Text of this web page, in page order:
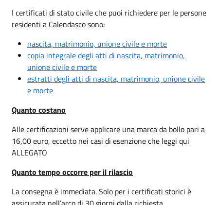
I certificati di stato civile che puoi richiedere per le persone
residenti a Calendasco sono:
nascita, matrimonio, unione civile e morte
copia integrale degli atti di nascita, matrimonio,
unione civile e morte
estratti degli atti di nascita, matrimonio, unione civile
e morte
Quanto costano
Alle certificazioni serve applicare una marca da bollo pari a
16,00 euro, eccetto nei casi di esenzione che leggi qui
ALLEGATO
Quanto tempo occorre per il rilascio
La consegna è immediata. Solo per i certificati storici è